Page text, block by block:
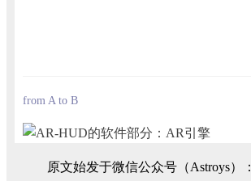
from A to B
原文始发于微信公众号（Astroys）：